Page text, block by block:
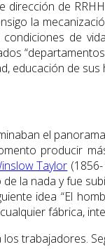
de
la
de
de
el
producir
Taylor
la nada y fue
idea “El
fábrica,
trabajadores.